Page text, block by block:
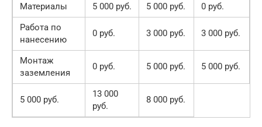
Материалы 5 000 руб. 5 000 руб.
0 руб.
Работа по
нанесению
0 руб. 3 000 руб. 3 000 руб.
Монтаж
заземления
0 руб. 5 000 руб. 5 000 руб.
5 000 руб.
13 000
руб.
8 000 руб.